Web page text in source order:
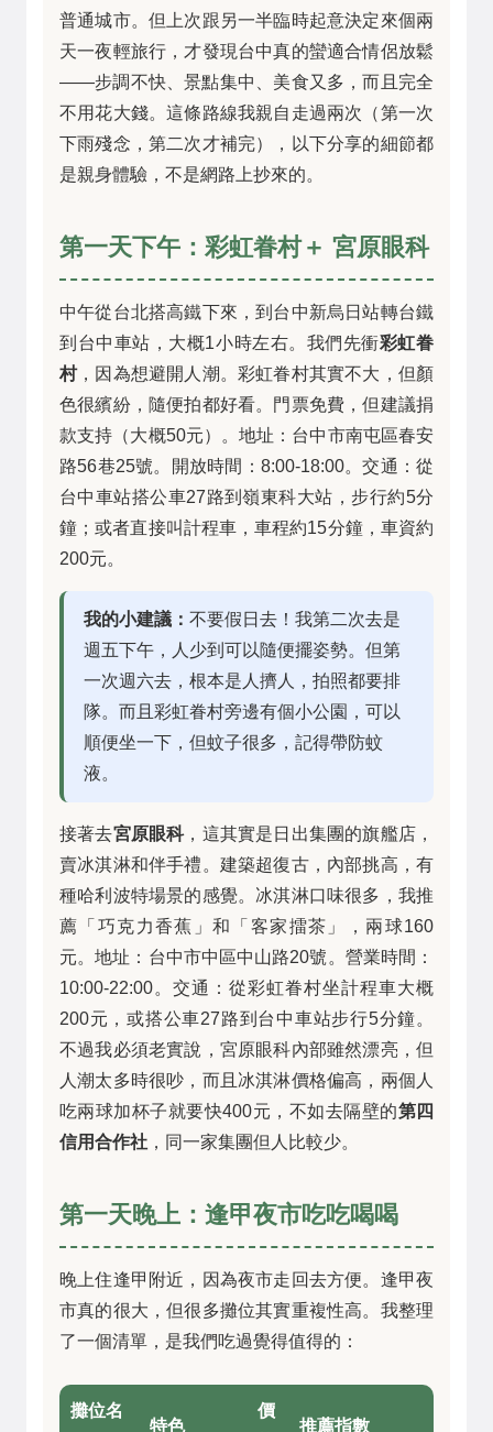
普通城市。但上次跟另一半臨時起意決定來個兩
天一夜輕旅行，才發現台中真的蠻適合情侶放鬆
——步調不快、景點集中、美食又多，而且完全
不用花大錢。這條路線我親自走過兩次（第一次
下雨殘念，第二次才補完），以下分享的細節都
是親身體驗，不是網路上抄來的。
第一天下午：彩虹眷村＋ 宮原眼科
中午從台北搭高鐵下來，到台中新烏日站轉台鐵
到台中車站，大概1小時左右。我們先衝彩虹眷
村，因為想避開人潮。彩虹眷村其實不大，但顏
色很繽紛，隨便拍都好看。門票免費，但建議捐
款支持（大概50元）。地址：台中市南屯區春安
路56巷25號。開放時間：8:00-18:00。交通：從
台中車站搭公車27路到嶺東科大站，步行約5分
鐘；或者直接叫計程車，車程約15分鐘，車資約
200元。
我的小建議： 不要假日去！我第二次去是
週五下午，人少到可以隨便擺姿勢。但第
一次週六去，根本是人擠人，拍照都要排
隊。而且彩虹眷村旁邊有個小公園，可以
順便坐一下，但蚊子很多，記得帶防蚊
液。
接著去宮原眼科，這其實是日出集團的旗艦店，
賣冰淇淋和伴手禮。建築超復古，內部挑高，有
種哈利波特場景的感覺。冰淇淋口味很多，我推
薦「巧克力香蕉」和「客家擂茶」，兩球160
元。地址：台中市中區中山路20號。營業時間：
10:00-22:00。交通：從彩虹眷村坐計程車大概
200元，或搭公車27路到台中車站步行5分鐘。
不過我必須老實說，宮原眼科內部雖然漂亮，但
人潮太多時很吵，而且冰淇淋價格偏高，兩個人
吃兩球加杯子就要快400元，不如去隔壁的第四
信用合作社 ，同一家集團但人比較少。
第一天晚上：逢甲夜市吃吃喝喝
晚上住逢甲附近，因為夜市走回去方便。逢甲夜
市真的很大，但很多攤位其實重複性高。我整理
了一個清單，是我們吃過覺得值得的：
攤位名
特色
價
推薦指數